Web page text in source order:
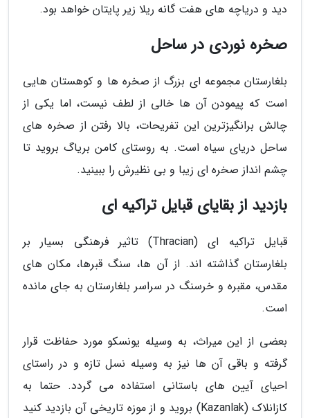
دید و دریاچه های هفت گانه ریلا زیر پایتان خواهد بود.
صخره نوردی در ساحل
بلغارستان مجموعه ای بزرگ از صخره ها و کوهستان هایی
است که پیمودن آن ها خالی از لطف نیست، اما یکی از
چالش برانگیزترین این تفریحات، بالا رفتن از صخره های
ساحل دریای سیاه است. به روستای کامن بریاگ بروید تا
چشم انداز صخره ای زیبا و بی نظیرش را ببینید.
بازدید از بقایای قبایل تراکیه ای
قبایل تراکیه ای (Thracian) تاثیر فرهنگی بسیار بر
بلغارستان گذاشته اند. از آن ها، سنگ قبرها، مکان های
مقدس، مقبره و خرسنگ در سراسر بلغارستان به جای مانده
است.
بعضی از این میراث، به وسیله یونسکو مورد حفاظت قرار
گرفته و باقی آن ها نیز به وسیله نسل تازه و در راستای
احیای آیین های باستانی استفاده می گردد. حتما به
کازانلاک (Kazanlak) بروید و از موزه تاریخی آن بازدید کنید